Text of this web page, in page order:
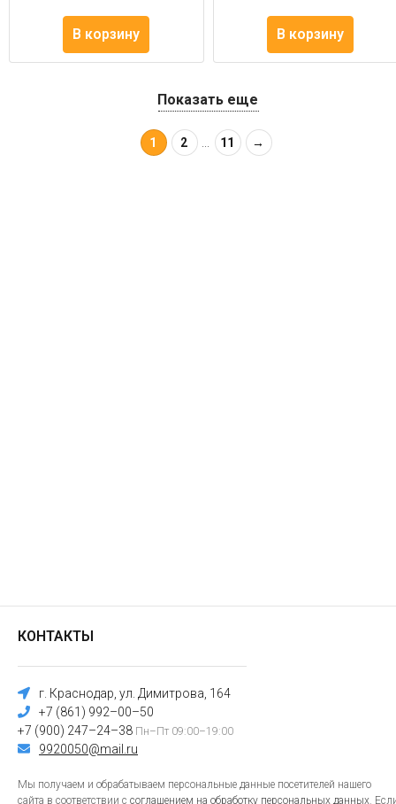
В корзину В корзину
Показать еще
1 2 11 →
КОНТАКТЫ
г. Краснодар, ул. Димитрова, 164
+7 (861) 992–00–50
+7 (900) 247–24–38 Пн–Пт 09:00–19:00
9920050@mail.ru
Мы получаем и обрабатываем персональные данные посетителей нашего
сайта в соответствии с соглашением на обработку персональных данных.